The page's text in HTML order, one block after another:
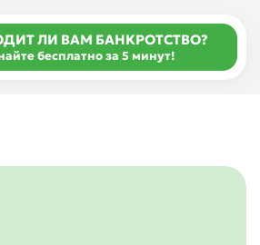
ЛИ ВАМ БАНКРОТСТВО?
бесплатно за 5 минут!